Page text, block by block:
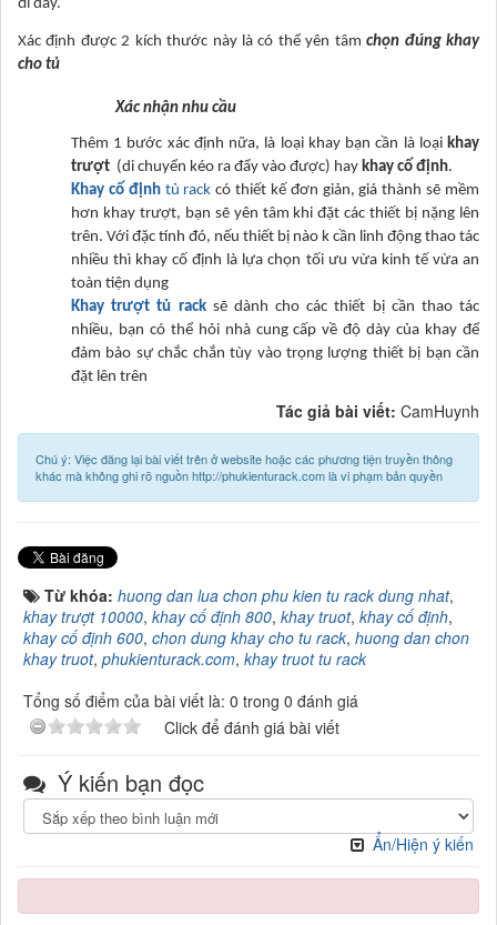
đi dây.
Xác định được 2 kích thước này là có thể yên tâmchọn đúng khay
cho tủ
Xác nhận nhu cầu
Thêm 1 bước xác định nữa, là loại khay bạn cần là loại khay
trượt (di chuyển kéo ra đẩy vào được) hay khay cố định.
Khay cố địnhtủ rackcó thiết kế đơn giản, giá thành sẽ mềm
hơn khay trượt, bạn sẽ yên tâm khi đặt các thiết bị nặng lên
trên. Với đặc tính đó, nếu thiết bị nào k cần linh động thao tác
nhiều thì khay cố định là lựa chọn tối ưu vừa kinh tế vừa an
toàn tiện dụng
Khay trượt tủ rack sẽ dành cho các thiết bị cần thao tác
nhiều, bạn có thể hỏi nhà cung cấp về độ dày của khay để
đảm bảo sự chắc chắn tùy vào trọng lượng thiết bị bạn cần
đặt lên trên
Tác giả bài viết: CamHuynh
Chú ý: Việc đăng lại bài viết trên ở website hoặc các phương tiện truyền thông
khác mà không ghi rõ nguồn http://phukienturack.com là vi phạm bản quyền
Từ khóa: huong dan lua chon phu kien tu rack dung nhat,
khay trượt 10000, khay cố định 800, khay truot, khay cố định,
khay cố định 600, chon dung khay cho tu rack, huong dan chon
khay truot, phukienturack.com, khay truot tu rack
Tổng số điểm của bài viết là: 0 trong 0 đánh giá
Click để đánh giá bài viết
Ý kiến bạn đọc
Ẩn/Hiện ý kiến